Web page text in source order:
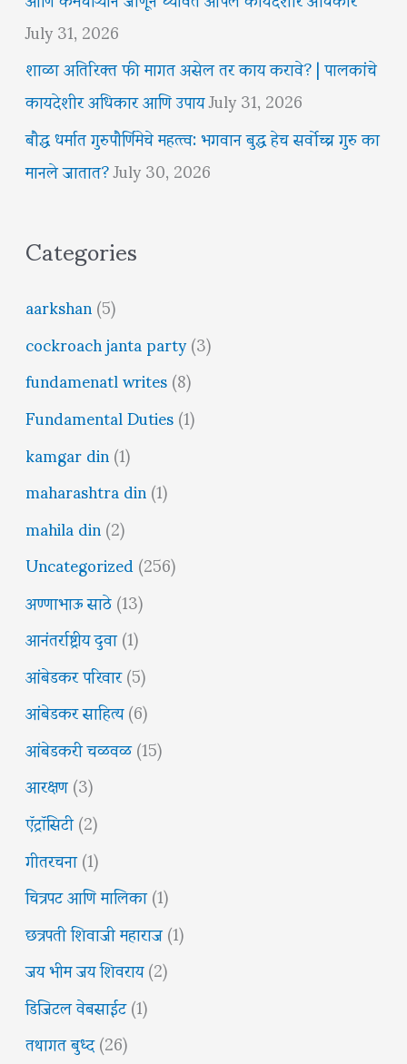
July 31, 2026
शाळा अतिरिक्त फी मागत असेल तर काय करावे? | पालकांचे
कायदेशीर अधिकार आणि उपायJuly 31, 2026
बौद्ध धर्मात गुरुपौर्णिमेचे महत्त्व: भगवान बुद्ध हेच सर्वोच्च गुरु का
मानले जातात?July 30, 2026
Categories
aarkshan(5)
cockroach janta party(3)
fundamenatl writes(8)
Fundamental Duties(1)
kamgar din(1)
maharashtra din(1)
mahila din(2)
Uncategorized(256)
अण्णाभाऊ साठे(13)
आनंतर्राष्ट्रीय दुवा(1)
आंबेडकर परिवार(5)
आंबेडकर साहित्य(6)
आंबेडकरी चळवळ(15)
आरक्षण(3)
ऍट्रॉसिटी(2)
गीतरचना(1)
चित्रपट आणि मालिका(1)
छत्रपती शिवाजी महाराज(1)
जय भीम जय शिवराय(2)
डिजिटल वेबसाईट(1)
तथागत बुध्द(26)